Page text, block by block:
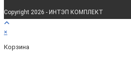
Copyright 2026 - ИНТЭП КОМПЛЕКТ
×
Корзина